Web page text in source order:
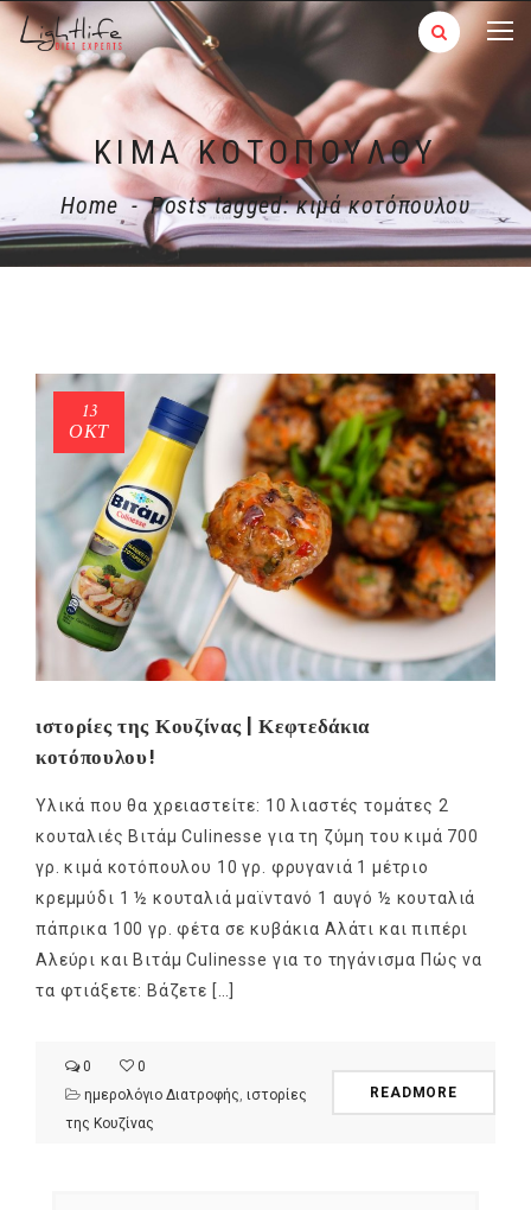
ΚΙΜΆ ΚΟΤΌΠΟΥΛΟΥ
Home - Posts tagged: κιμά κοτόπουλου
13
ΟΚΤ
ιστορίες της Κουζίνας | Κεφτεδάκια
κοτόπουλου!
Υλικά που θα χρειαστείτε: 10 λιαστές τομάτες 2
κουταλιές Βιτάμ Culinesse για τη ζύμη του κιμά 700
γρ. κιμά κοτόπουλου 10 γρ. φρυγανιά 1 μέτριο
κρεμμύδι 1 ½ κουταλιά μαϊντανό 1 αυγό ½ κουταλιά
πάπρικα 100 γρ. φέτα σε κυβάκια Αλάτι και πιπέρι
Αλεύρι και Βιτάμ Culinesse για το τηγάνισμα Πώς να
τα φτιάξετε: Βάζετε […]
0
0
ημερολόγιο Διατροφής ιστορίες
της Κουζίνας
READMORE